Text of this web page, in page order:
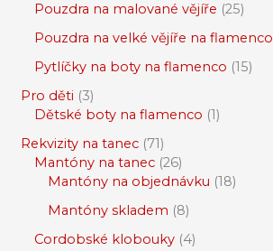
Pouzdra na malované vějíře 25
Pouzdra na velké vějíře na flamenco
Pytlíčky na boty na flamenco 15
Pro děti 3
Dětské boty na flamenco 1
Rekvizity na tanec 71
Mantóny na tanec 26
Mantóny na objednávku 18
Mantóny skladem 8
Cordobské klobouky 4